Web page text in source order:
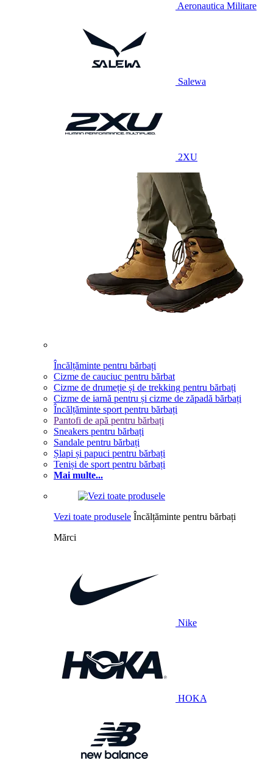
Aeronautica Militare
Salewa
2XU
Încălțăminte pentru bărbați
Cizme de cauciuc pentru bărbat
Cizme de drumeție și de trekking pentru bărbați
Cizme de iarnă pentru și cizme de zăpadă bărbați
Încălțăminte sport pentru bărbați
Pantofi de apă pentru bărbați
Sneakers pentru bărbați
Sandale pentru bărbați
Șlapi și papuci pentru bărbați
Teniși de sport pentru bărbați
Mai multe...
Vezi toate produsele Încălțăminte pentru bărbați
Mărci
Nike
HOKA